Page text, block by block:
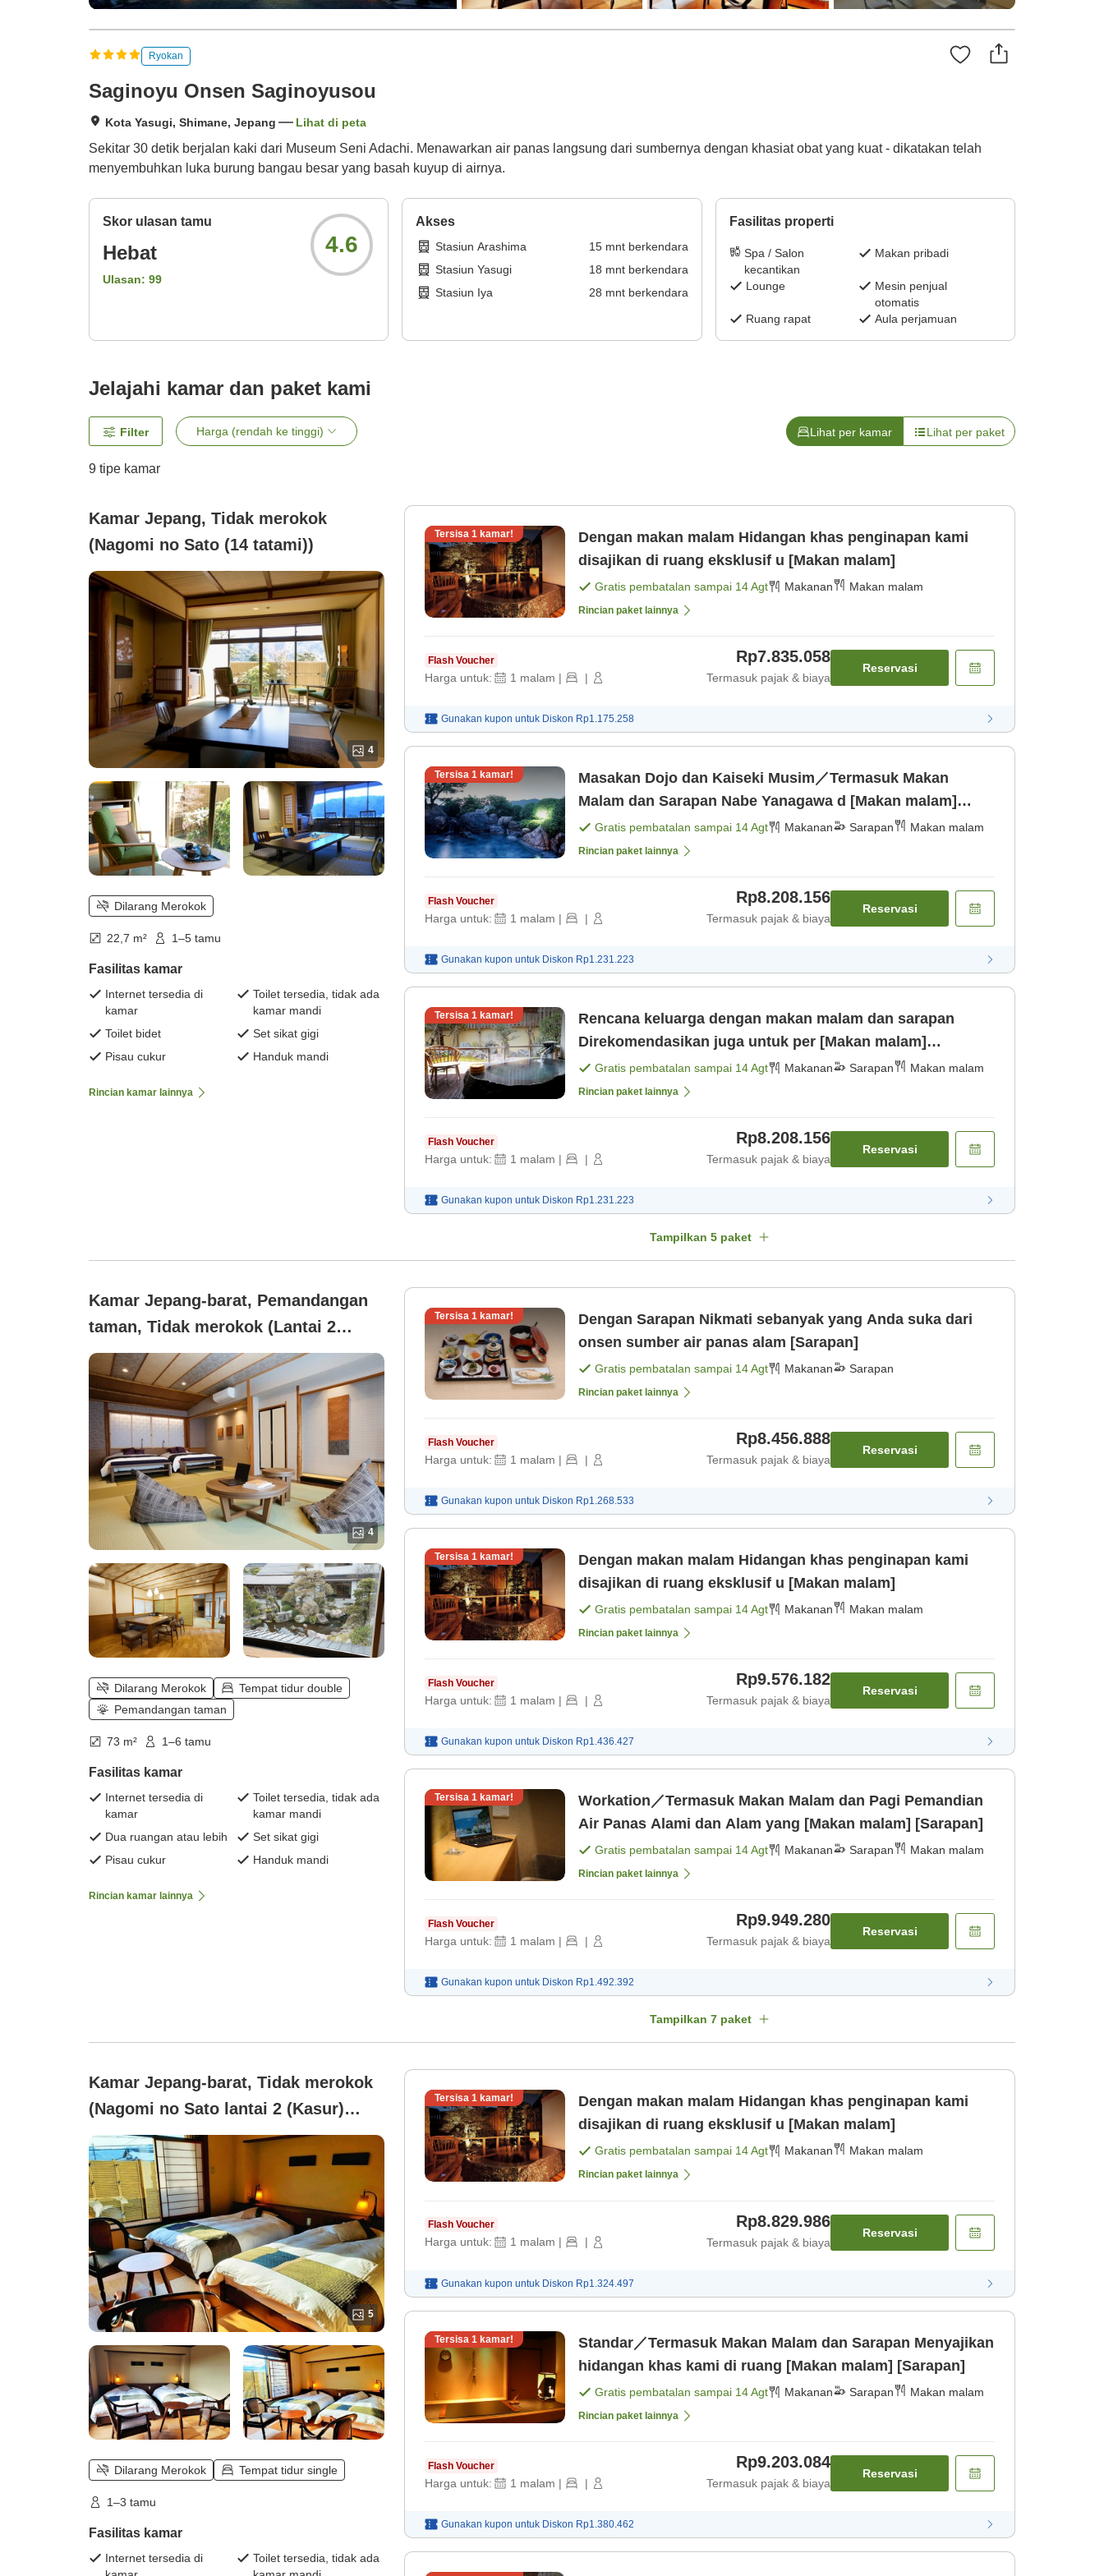
Ryokan
Saginoyu Onsen Saginoyusou
Kota Yasugi, Shimane, Jepang Lihat di peta
Sekitar 30 detik berjalan kaki dari Museum Seni Adachi. Menawarkan air panas langsung dari sumbernya dengan khasiat obat yang kuat - dikatakan telah
menyembuhkan luka burung bangau besar yang basah kuyup di airnya.
Skor ulasan tamu
Hebat
Ulasan: 99
4.6
Akses
Stasiun Arashima 15mnt berkendara
Stasiun Yasugi
18 mnt berkendara
Stasiun Iya
28 mnt berkendara
Fasilitas properti
Spa / Salon
kecantikan
Makan pribadi
Lounge
Mesin penjual
otomatis
Ruang rapat
Aula perjamuan
Jelajahi kamar dan paket kami
Filter Harga (rendah ke tinggi) Lihat per kamar Lihat per paket
9 tipe kamar
Kamar Jepang, Tidak merokok
(Nagomi no Sato (14 tatami))
4
Dilarang Merokok
22,7 m² 1–5 tamu
Fasilitas kamar
Internet tersedia di
kamar
Toilet tersedia, tidak ada
kamar mandi
Toilet bidet
Set sikat gigi
Pisau cukur
Handuk mandi
Rincian kamar lainnya
Tersisa 1 kamar!
Dengan makan malam Hidangan khas penginapan kami
disajikan di ruang eksklusif u [Makan malam]
Gratis pembatalan sampai 14 Agt Makanan Makan malam
Rincian paket lainnya
Flash Voucher
Harga untuk: 1 malam | |
Rp7.835.058
Termasuk pajak & biaya
Reservasi
Gunakan kupon untuk Diskon Rp1.175.258
Tersisa 1 kamar!
Masakan Dojo dan Kaiseki Musim／Termasuk Makan
Malam dan Sarapan Nabe Yanagawa d [Makan malam]
[Sarapan]
Gratis pembatalan sampai 14 Agt Makanan Sarapan Makan malam
Rincian paket lainnya
Flash Voucher
Harga untuk: 1 malam | |
Rp8.208.156
Termasuk pajak & biaya
Reservasi
Gunakan kupon untuk Diskon Rp1.231.223
Tersisa 1 kamar!
Rencana keluarga dengan makan malam dan sarapan
Direkomendasikan juga untuk per [Makan malam]
[Sarapan]
Gratis pembatalan sampai 14 Agt Makanan Sarapan Makan malam
Rincian paket lainnya
Flash Voucher
Harga untuk: 1 malam | |
Rp8.208.156
Termasuk pajak & biaya
Reservasi
Gunakan kupon untuk Diskon Rp1.231.223
Tampilkan 5 paket
Kamar Jepang-barat, Pemandangan
taman, Tidak merokok (Lantai 2
Gedung Utama 【Asagiri】 (Tempat
Tidur & Ruang Makan))
4
Dilarang Merokok
Tempat tidur double
Pemandangan taman
73 m² 1–6 tamu
Fasilitas kamar
Internet tersedia di
kamar
Toilet tersedia, tidak ada
kamar mandi
Dua ruangan atau lebih
Set sikat gigi
Pisau cukur
Handuk mandi
Rincian kamar lainnya
Tersisa 1 kamar!
Dengan Sarapan Nikmati sebanyak yang Anda suka dari
onsen sumber air panas alam [Sarapan]
Gratis pembatalan sampai 14 Agt Makanan Sarapan
Rincian paket lainnya
Flash Voucher
Harga untuk: 1 malam | |
Rp8.456.888
Termasuk pajak & biaya
Reservasi
Gunakan kupon untuk Diskon Rp1.268.533
Tersisa 1 kamar!
Dengan makan malam Hidangan khas penginapan kami
disajikan di ruang eksklusif u [Makan malam]
Gratis pembatalan sampai 14 Agt Makanan Makan malam
Rincian paket lainnya
Flash Voucher
Harga untuk: 1 malam | |
Rp9.576.182
Termasuk pajak & biaya
Reservasi
Gunakan kupon untuk Diskon Rp1.436.427
Tersisa 1 kamar!
Workation／Termasuk Makan Malam dan Pagi Pemandian
Air Panas Alami dan Alam yang [Makan malam] [Sarapan]
Gratis pembatalan sampai 14 Agt Makanan Sarapan Makan malam
Rincian paket lainnya
Flash Voucher
Harga untuk: 1 malam | |
Rp9.949.280
Termasuk pajak & biaya
Reservasi
Gunakan kupon untuk Diskon Rp1.492.392
Tampilkan 7 paket
Kamar Jepang-barat, Tidak merokok
(Nagomi no Sato lantai 2 (Kasur)
【Shiro Usagi】)
5
Dilarang Merokok Tempat tidur single
1–3 tamu
Fasilitas kamar
Internet tersedia di
Toilet tersedia, tidak ada
Tersisa 1 kamar!
Dengan makan malam Hidangan khas penginapan kami
disajikan di ruang eksklusif u [Makan malam]
Gratis pembatalan sampai 14 Agt Makanan Makan malam
Rincian paket lainnya
Flash Voucher
Harga untuk: 1 malam | |
Rp8.829.986
Termasuk pajak & biaya
Reservasi
Gunakan kupon untuk Diskon Rp1.324.497
Tersisa 1 kamar!
Standar／Termasuk Makan Malam dan Sarapan Menyajikan
hidangan khas kami di ruang [Makan malam] [Sarapan]
Gratis pembatalan sampai 14 Agt Makanan Sarapan Makan malam
Rincian paket lainnya
Flash Voucher
Harga untuk: 1 malam | |
Rp9.203.084
Termasuk pajak & biaya
Reservasi
Gunakan kupon untuk Diskon Rp1.380.462